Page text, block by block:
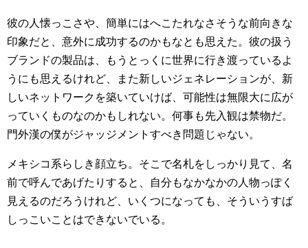
彼の人懐っこさや、簡単にはへこたれなさそうな前向きな
印象だと、意外に成功するのかもなとも思えた。彼の扱う
ブランドの製品は、もうとっくに世界に行き渡っているよ
うにも思えるけれど、また新しいジェネレーションが、新
しいネットワークを築いていけば、可能性は無限大に広が
っていくものなのかもしれない。何事も先入観は禁物だ。
門外漢の僕がジャッジメントすべき問題じゃない。
メキシコ系らしき顔立ち。そこで名札をしっかり見て、名
前で呼んであげたりすると、自分もなかなかの人物っぽく
見えるのだろうけれど、いくつになっても、そういうすば
しっこいことはできないでいる。